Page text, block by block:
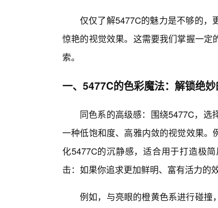
仅仅了解5477C的魅力是不够的，
惊艳的视觉效果。这需要我们掌握一
索。
一、5477C的色彩魔法：解锁绝
同色系的高级感：围绕5477C，选
一种低饱和度、高雅内敛的视觉效果
化5477C的沉静感，适合用于打造极
击：如果你追求更加鲜明、富有活力的
例如，与亮眼的橙黄色系进行碰撞